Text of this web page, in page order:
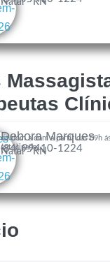
Natal - RN
Debora Marques
de dom a dom a partir das 09h
antecipada.
(84) 99410-1224
Natal - RN